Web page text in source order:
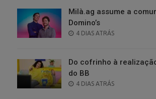
Milà.ag assume a
Domino’s
POSTED
4 DIAS ATRÁS
Do cofrinho à
do BB
POSTED
4 DIAS ATRÁS